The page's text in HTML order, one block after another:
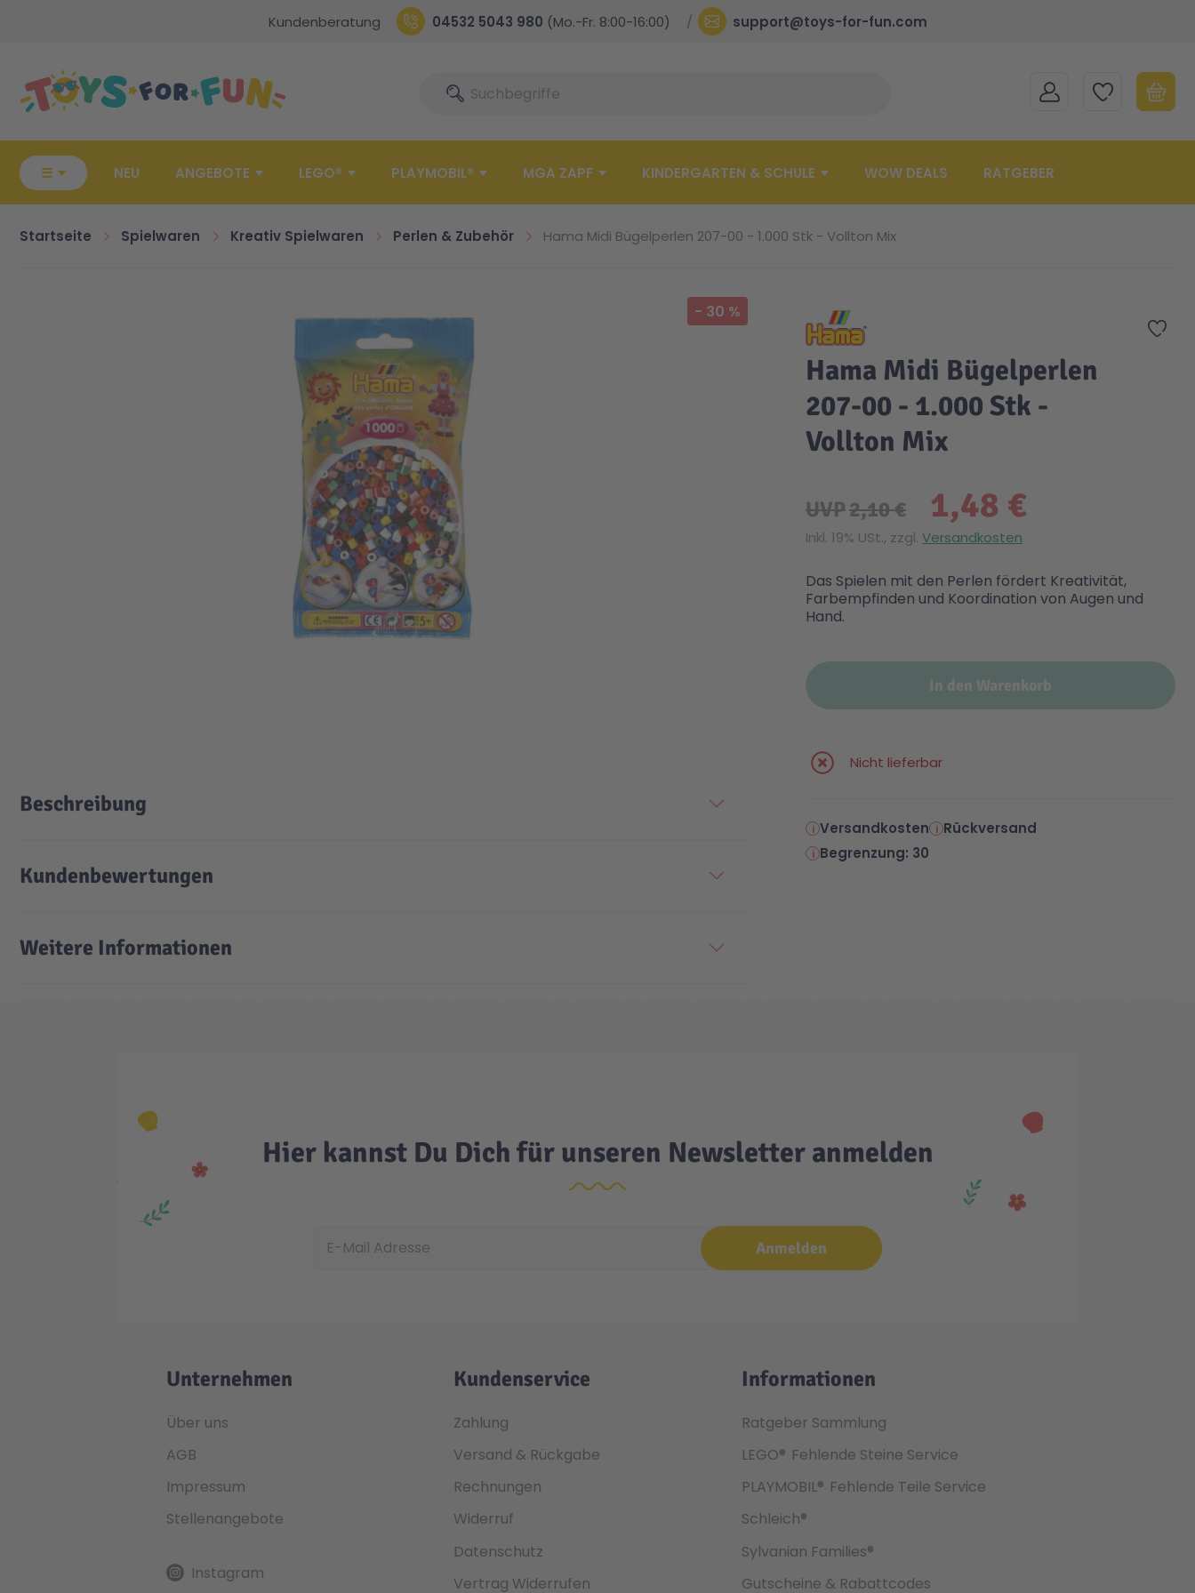
Kundenberatung 04532 5043 980 (Mo.-Fr. 8:00-16:00) support@toys-for-fun.com
SucheSuche MEIN KONTOMEINE WUNSCHLISTE
☰ NEU ANGEBOTE LEGO® PLAYMOBIL® MGA ZAPF KINDERGARTEN & SCHULE WOW DEALS RATGEBER
Startseite Spielwaren Kreativ Spielwaren Perlen & Zubehör Hama Midi Bügelperlen 207-00 - 1.000 Stk - Vollton Mix
- 30 %
Zur
Hama Midi Bügelperlen
207-00 - 1.000 Stk -
Vollton Mix
1,48 €
UVP2,10 €
Inkl. 19% USt., zzgl. Versandkosten
Das Spielen mit den Perlen fördert Kreativität,
Farbempfinden und Koordination von Augen und
Hand.
In den Warenkorb
Nicht lieferbar
Versandkosten
Rückversand
Begrenzung: 30
Beschreibung
Kundenbewertungen
Weitere Informationen
Hier kannst Du Dich für unseren Newsletter anmelden
Anmelden
Unternehmen
Über uns
AGB
Impressum
Stellenangebote
Instagram
Kundenservice
Zahlung
Versand & Rückgabe
Rechnungen
Widerruf
Datenschutz
Vertrag Widerrufen
Informationen
Ratgeber Sammlung
LEGO® Fehlende Steine Service
PLAYMOBIL® Fehlende Teile Service
Schleich®
Sylvanian Families®
Gutscheine & Rabattcodes